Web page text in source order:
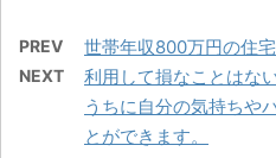
PREV 世帯年収800万円の住
NEXT
利用して損なことはな
うちに自分の気持ちや
とができます。